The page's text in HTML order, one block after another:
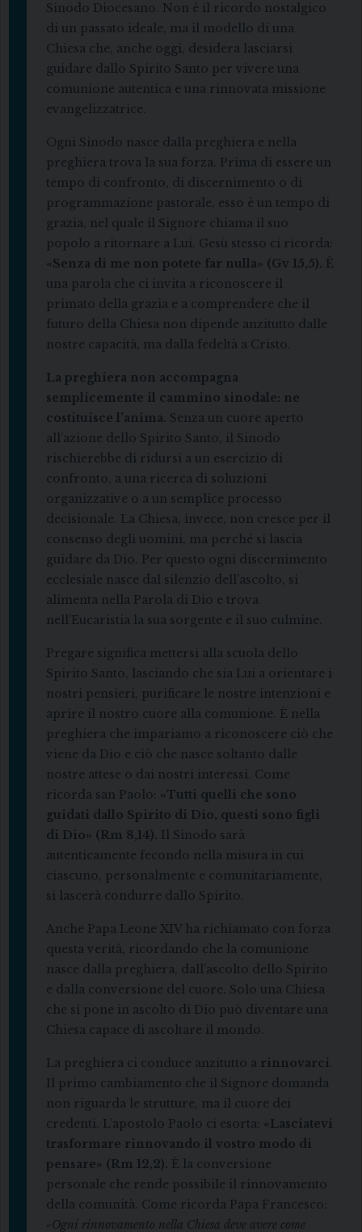
Sinodo Diocesano. Non è il ricordo nostalgico
di un passato ideale, ma il modello di una
Chiesa che, anche oggi, desidera lasciarsi
guidare dallo Spirito Santo per vivere una
comunione autentica e una rinnovata missione
evangelizzatrice.
Ogni Sinodo nasce dalla preghiera e nella
preghiera trova la sua forza. Prima di essere un
tempo di confronto, di discernimento o di
programmazione pastorale, esso è un tempo di
grazia, nel quale il Signore chiama il suo
popolo a ritornare a Lui. Gesù stesso ci ricorda:
«Senza di me non potete far nulla» (Gv 15,5). È
una parola che ci invita a riconoscere il
primato della grazia e a comprendere che il
futuro della Chiesa non dipende anzitutto dalle
nostre capacità, ma dalla fedeltà a Cristo.
La preghiera non accompagna
semplicemente il cammino sinodale: ne
costituisce l’anima. Senza un cuore aperto
all’azione dello Spirito Santo, il Sinodo
rischierebbe di ridursi a un esercizio di
confronto, a una ricerca di soluzioni
organizzative o a un semplice processo
decisionale. La Chiesa, invece, non cresce per il
consenso degli uomini, ma perché si lascia
guidare da Dio. Per questo ogni discernimento
ecclesiale nasce dal silenzio dell’ascolto, si
alimenta nella Parola di Dio e trova
nell’Eucaristia la sua sorgente e il suo culmine.
Pregare significa mettersi alla scuola dello
Spirito Santo, lasciando che sia Lui a orientare i
nostri pensieri, purificare le nostre intenzioni e
aprire il nostro cuore alla comunione. È nella
preghiera che impariamo a riconoscere ciò che
viene da Dio e ciò che nasce soltanto dalle
nostre attese o dai nostri interessi. Come
ricorda san Paolo: «Tutti quelli che sono
guidati dallo Spirito di Dio, questi sono figli
di Dio» (Rm 8,14). Il Sinodo sarà
autenticamente fecondo nella misura in cui
ciascuno, personalmente e comunitariamente,
si lascerà condurre dallo Spirito.
Anche Papa Leone XIV ha richiamato con forza
questa verità, ricordando che la comunione
nasce dalla preghiera, dall’ascolto dello Spirito
e dalla conversione del cuore. Solo una Chiesa
che si pone in ascolto di Dio può diventare una
Chiesa capace di ascoltare il mondo.
La preghiera ci conduce anzitutto a rinnovarci
Il primo cambiamento che il Signore domanda
non riguarda le strutture, ma il cuore dei
credenti. L’apostolo Paolo ci esorta: «Lasciatevi
trasformare rinnovando il vostro modo di
pensare» (Rm 12,2). È la conversione
personale che rende possibile il rinnovamento
della comunità. Come ricorda Papa Francesco:
«Ogni rinnovamento nella Chiesa deve avere come